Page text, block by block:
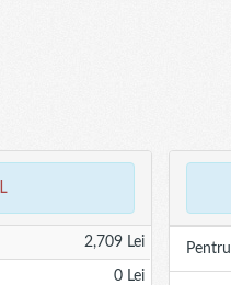
2,709 Lei
0 Lei